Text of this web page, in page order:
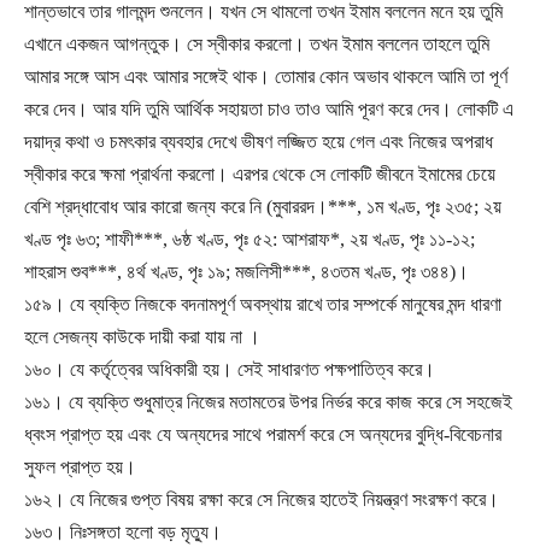
শান্তভাবে তার গালমন্দ শুনলেন। যখন সে থামলো তখন ইমাম বললেন মনে হয় তুমি
এখানে একজন আগন্তুক। সে স্বীকার করলো। তখন ইমাম বললেন তাহলে তুমি
আমার সঙ্গে আস এবং আমার সঙ্গেই থাক। তোমার কোন অভাব থাকলে আমি তা পূর্ণ
করে দেব। আর যদি তুমি আর্থিক সহায়তা চাও তাও আমি পূরণ করে দেব। লোকটি এ
দয়াদ্র কথা ও চমৎকার ব্যবহার দেখে ভীষণ লজ্জিত হয়ে গেল এবং নিজের অপরাধ
স্বীকার করে ক্ষমা প্রার্থনা করলো। এরপর থেকে সে লোকটি জীবনে ইমামের চেয়ে
বেশি শ্রদ্ধাবোধ আর কারো জন্য করে নি (মুবাররদ।***, ১ম খণ্ড, পৃঃ ২৩৫; ২য়
খণ্ড পৃঃ ৬৩; শাফী***, ৬ষ্ঠ খণ্ড, পৃঃ ৫২: আশরাফ*, ২য় খণ্ড, পৃঃ ১১-১২;
শাহরাস শুব***, ৪র্থ খণ্ড, পৃঃ ১৯; মজলিসী***, ৪৩তম খণ্ড, পৃঃ ৩৪৪)।
১৫৯। যে ব্যক্তি নিজকে বদনামপূর্ণ অবস্থায় রাখে তার সম্পর্কে মানুষের মন্দ ধারণা
হলে সেজন্য কাউকে দায়ী করা যায় না ।
১৬০। যে কর্তৃত্বের অধিকারী হয়। সেই সাধারণত পক্ষপাতিত্ব করে।
১৬১। যে ব্যক্তি শুধুমাত্র নিজের মতামতের উপর নির্ভর করে কাজ করে সে সহজেই
ধ্বংস প্রাপ্ত হয় এবং যে অন্যদের সাথে পরামর্শ করে সে অন্যদের বুদ্ধি-বিবেচনার
সুফল প্রাপ্ত হয়।
১৬২। যে নিজের গুপ্ত বিষয় রক্ষা করে সে নিজের হাতেই নিয়ন্ত্রণ সংরক্ষণ করে।
১৬৩। নিঃসঙ্গতা হলো বড় মৃত্যু।